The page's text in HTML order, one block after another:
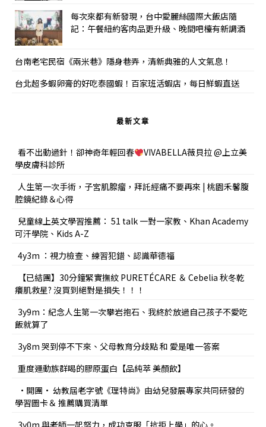
每次來都有新發現，台中愛麗絲國際大飯店隨
記：午餐紐約客肉品更升級、晚間吧檯有新調酒
台南老宅民宿《兩米巷》隱身巷弄，清新典雅的人文氣息！
台北超多蝦卵膏的好吃泰國蝦！百家班活蝦店，每日鮮蝦直送
最新文章
看不出動過針！卻神奇年輕回春
VIVABELLA薇貝拉 @上立美
學皮膚科診所
人生第一次手術，子宮肌腺瘤，拜託經痛不要再來 | 桃園禾馨腹
腔鏡紀錄＆心得
兒童線上英文學習推薦： 51 talk 一對一家教、Khan Academy
可汗學院、Kids A-Z
4y3m ：視力檢查、練習犯錯、認識華德福
【已結團】30分鐘緊實撫紋 PURETÉCARE ＆ Cebelia 秋冬乾
癢肌救星? 沒買到絕對是損失！！！
3y9m：紀念人生第一次攀岩抱石、我終於放過自己孩子不愛吃
飯就算了
3y8m 哭到停不下來、父母教育分歧點 和 愛是唯一答案
重度運動族群喝的膠原蛋白【品純萃 美顏飲】
•開團• 幼教屆老字號《理特尚》由幼兒發展專家共同研發的
學習圖卡＆ 推薦購買清單